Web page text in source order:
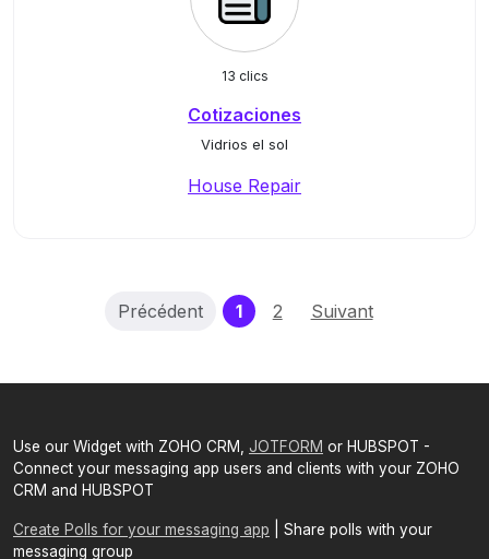
13 clics
Cotizaciones
Vidrios el sol
House Repair
Précédent 1(current)
2 Suivant
Use our Widget with ZOHO CRM, JOTFORM or HUBSPOT -
Connect your messaging app users and clients with your ZOHO
CRM and HUBSPOT
Create Polls for your messaging app | Share polls with your
messaging group